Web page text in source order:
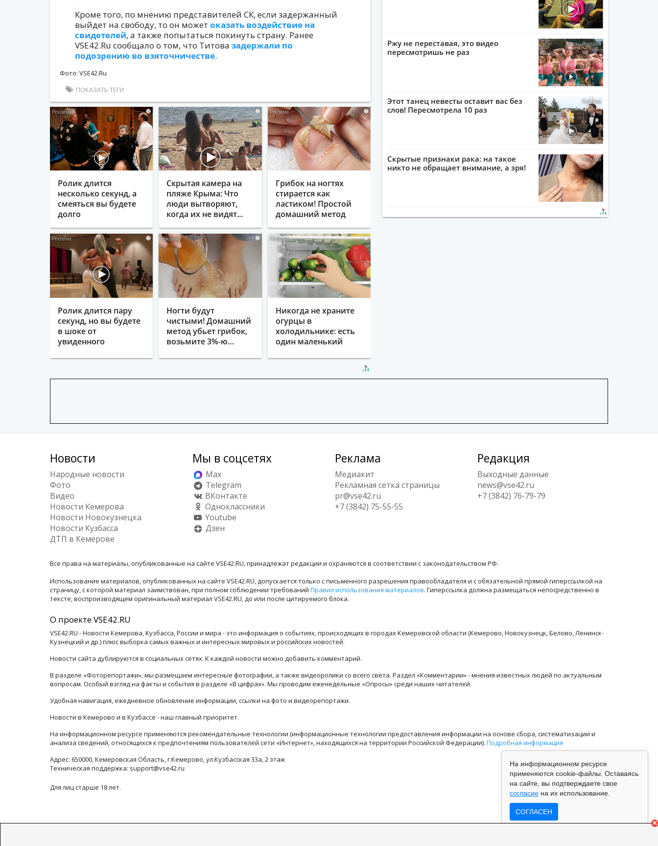
Кроме того, по мнению представителей СК, если задержанный
выйдет на свободу, то он может оказать воздействие на
свидетелей, а также попытаться покинуть страну. Ранее
VSE42.Ru сообщало о том, что Титова задержали по
подозрению во взяточничестве.
Фото: VSE42.Ru
ПОКАЗАТЬ ТЕГИ
i
Ролик длится
несколько секунд, а
смеяться вы будете
долго
i
Скрытая камера на
пляже Крыма: Что
люди вытворяют,
когда их не видят...
i
Грибок на ногтях
стирается как
ластиком! Простой
домашний метод
i
Ролик длится пару
секунд, но вы будете
в шоке от
увиденного
i
Ногти будут
чистыми! Домашний
метод убьет грибок,
возьмите 3%-ю…
i
Никогда не храните
огурцы в
холодильнике: есть
один маленький
Ржу не переставая, это видео
пересмотришь не раз
Этот танец невесты оставит вас без
слов! Пересмотрела 10 раз
Скрытые признаки рака: на такое
никто не обращает внимание, а зря!
Новости
Народные новости
Фото
Видео
Новости Кемерова
Новости Новокузнецка
Новости Кузбасса
ДТП в Кемерове
Мы в соцсетях
Max
Telegram
ВКонтакте
Одноклассники
Youtube
Дзен
Реклама
Медиакит
Рекламная сетка страницы
pr@vse42.ru
+7 (3842) 75-55-55
Редакция
Выходные данные
news@vse42.ru
+7 (3842) 76-79-79
Все права на материалы, опубликованные на сайте VSE42.RU, принадлежат редакции и охраняются в соответствии с законодательством РФ.
Использование материалов, опубликованных на сайте VSE42.RU, допускается только с письменного разрешения правообладателя и с обязательной прямой гиперссылкой на
страницу, с которой материал заимствован, при полном соблюдении требований Правил использования материалов. Гиперссылка должна размещаться непосредственно в
тексте, воспроизводящем оригинальный материал VSE42.RU, до или после цитируемого блока.
О проекте VSE42.RU
VSE42.RU - Новости Кемерова, Кузбасса, России и мира - это информация о событиях, происходящих в городах Кемеровской области (Кемерово, Новокузнецк, Белово, Ленинск-
Кузнецкий и др.) плюс выборка самых важных и интересных мировых и российских новостей.
Новости сайта дублируются в социальных сетях. К каждой новости можно добавить комментарий.
В разделе «Фоторепортажи», мы размещаем интересные фотографии, а также видеоролики со всего света. Раздел «Комментарии» - мнения известных людей по актуальным
вопросам. Особый взгляд на факты и события в разделе «В цифрах». Мы проводим еженедельные «Опросы» среди наших читателей.
Удобная навигация, ежедневное обновление информации, ссылки на фото и видеорепортажи.
Новости в Кемерово и в Кузбассе - наш главный приоритет.
На информационном ресурсе применяются рекомендательные технологии (информационные технологии предоставления информации на основе сбора, систематизации и
анализа сведений, относящихся к предпочтениям пользователей сети «Интернет», находящихся на территории Российской Федерации). Подробная информация
Адрес: 650000, Кемеровская Область, г.Кемерово, ул.Кузбасская 33а, 2 этаж
Техническая поддержка: support@vse42.ru
Для лиц старше 18 лет.
На информационном ресурсе
применяются cookie-файлы. Оставаясь
на сайте, вы подтверждаете свое
согласие на их использование.
СОГЛАСЕН